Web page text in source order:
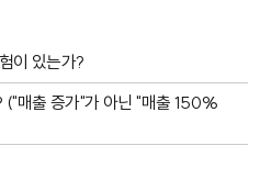
이 있는가?
("매출 증가"가 아닌 "매출 150%